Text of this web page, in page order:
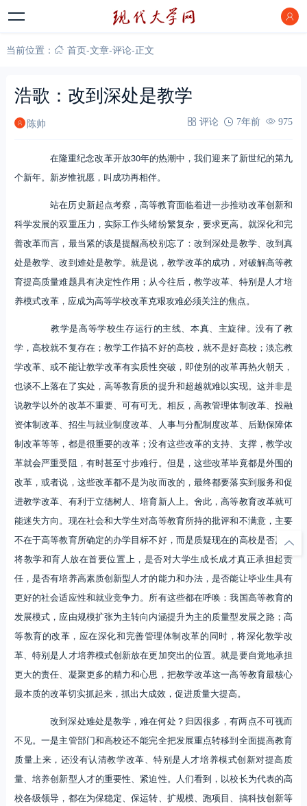
当前位置： 首页-文章-评论-正文
浩歌：改到深处是教学
陈帅 评论 7年前 975
在隆重纪念改革开放30年的热潮中，我们迎来了新世纪的第九
个新年。新岁惟祝愿，叫成功再相伴。
站在历史新起点考察，高等教育面临着进一步推动改革创新和
科学发展的双重压力，实际工作头绪纷繁复杂，要求更高。就深化和完
善改革而言，最当紧的该是提醒高校别忘了：改到深处是教学、改到真
处是教学、改到难处是教学。就是说，教学改革的成功，对破解高等教
育提高质量难题具有决定性作用；从今往后，教学改革、特别是人才培
养模式改革，应成为高等学校改革克艰攻难必须关注的焦点。
教学是高等学校生存运行的主线、本真、主旋律。没有了教
学，高校就不复存在；教学工作搞不好的高校，就不是好高校；淡忘教
学改革、或不能让教学改革有实质性突破，即使别的改革再热火朝天，
也谈不上落在了实处，高等教育质的提升和超越就难以实现。这并非是
说教学以外的改革不重要、可有可无。相反，高教管理体制改革、投融
资体制改革、招生与就业制度改革、人事与分配制度改革、后勤保障体
制改革等等，都是很重要的改革；没有这些改革的支持、支撑，教学改
革就会严重受阻，有时甚至寸步难行。但是，这些改革毕竟都是外围的
改革，或者说，这些改革都不是为改而改的，最终都要落实到服务和促
进教学改革、有利于立德树人、培育新人上。舍此，高等教育改革就可
能迷失方向。现在社会和大学生对高等教育所持的批评和不满意，主要
不在于高等教育所确定的办学目标不好，而是质疑现在的高校是否真正
将教学和育人放在首要位置上，是否对大学生成长成才真正承担起责
任，是否有培养高素质创新型人才的能力和办法，是否能让毕业生具有
更好的社会适应性和就业竞争力。所有这些都在呼唤：我国高等教育的
发展模式，应由规模扩张为主转向内涵提升为主的质量型发展之路；高
等教育的改革，应在深化和完善管理体制改革的同时，将深化教学改
革、特别是人才培养模式创新放在更加突出的位置。就是要自觉地承担
更大的责任、凝聚更多的精力和心思，把教学改革这一高等教育最核心
最本质的改革切实抓起来，抓出大成效，促进质量大提高。
改到深处难处是教学，难在何处？归因很多，有两点不可视而
不见。一是主管部门和高校还不能完全把发展重点转移到全面提高教育
质量上来，还没有认清教学改革、特别是人才培养模式创新对提高质
量、培养创新型人才的重要性、紧迫性。人们看到，以校长为代表的高
校各级领导，都在为保稳定、保运转、扩规模、跑项目、搞科技创新等